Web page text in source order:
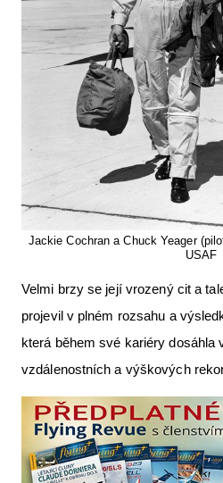
Jackie Cochran a Chuck Yeager
USAF
Velmi brzy se její vrozený cit a
projevil v plném rozsahu a
která během své kariéry dosáhla
vzdálenostních a výškových